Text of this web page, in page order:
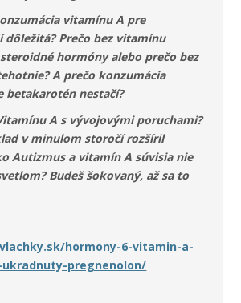
vitamínu A pre
dôležitá? Prečo bez vitamínu
hormóny alebo prečo bez
A prečo konzumácia
betakarotén nestačí?
A s vývojovými poruchami?
v minulom storočí rozšíril
Autizmus a vitamín A súvisia nie
Budeš šokovaný, až sa to
hormony-6-vitamin-a-
pregnenolon/